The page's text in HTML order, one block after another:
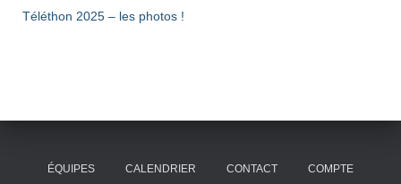
Téléthon 2025 – les photos !
ÉQUIPES CALENDRIER CONTACT COMPTE